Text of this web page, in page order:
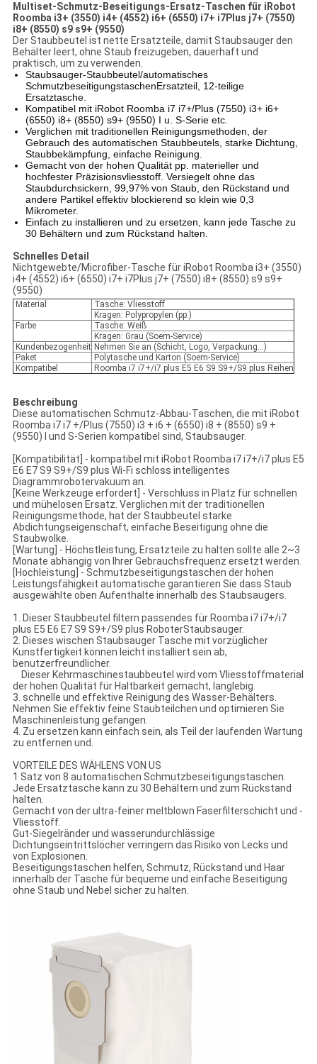
Multiset-Schmutz-Beseitigungs-Ersatz-Taschen für iRobot
Roomba i3+ (3550) i4+ (4552) i6+ (6550) i7+ i7Plus j7+ (7550)
i8+ (8550) s9 s9+ (9550)
Der Staubbeutel ist nette Ersatzteile, damit Staubsauger den
Behälter leert, ohne Staub freizugeben, dauerhaft und
praktisch, um zu verwenden.
Staubsauger-Staubbeutel/automatisches
SchmutzbeseitigungstaschenErsatzteil, 12-teilige
Ersatztasche.
Kompatibel mit iRobot Roomba i7 i7+/Plus (7550) i3+ i6+
(6550) i8+ (8550) s9+ (9550) I u. S-Serie etc.
Verglichen mit traditionellen Reinigungsmethoden, der
Gebrauch des automatischen Staubbeutels, starke Dichtung,
Staubbekämpfung, einfache Reinigung.
Gemacht von der hohen Qualität pp. materieller und
hochfester Präzisionsvliesstoff. Versiegelt ohne das
Staubdurchsickern, 99,97% von Staub, den Rückstand und
andere Partikel effektiv blockierend so klein wie 0,3
Mikrometer.
Einfach zu installieren und zu ersetzen, kann jede Tasche zu
30 Behältern und zum Rückstand halten.
Schnelles Detail
Nichtgewebte/Microfiber-Tasche für iRobot Roomba i3+ (3550)
i4+ (4552) i6+ (6550) i7+ i7Plus j7+ (7550) i8+ (8550) s9 s9+
(9550)
Material
Tasche: Vliesstoff
Kragen: Polypropylen (pp.)
Farbe
Tasche: Weiß
Kragen: Grau (Soem-Service)
Kundenbezogenheit Nehmen Sie an (Schicht, Logo, Verpackung…)
Paket
Polytasche und Karton (Soem-Service)
Kompatibel
Roomba i7 i7+/i7 plus E5 E6 S9 S9+/S9 plus Reihen
Beschreibung
Diese automatischen Schmutz-Abbau-Taschen, die mit iRobot
Roomba i7 i7 +/Plus (7550) i3 + i6 + (6550) i8 + (8550) s9 +
(9550) I und S-Serien kompatibel sind, Staubsauger.
[Kompatibilität] - kompatibel mit iRobot Roomba i7 i7+/i7 plus E5
E6 E7 S9 S9+/S9 plus Wi-Fi schloss intelligentes
Diagrammrobotervakuum an.
[Keine Werkzeuge erfordert] - Verschluss in Platz für schnellen
und mühelosen Ersatz. Verglichen mit der traditionellen
Reinigungsmethode, hat der Staubbeutel starke
Abdichtungseigenschaft, einfache Beseitigung ohne die
Staubwolke.
[Wartung] - Höchstleistung, Ersatzteile zu halten sollte alle 2~3
Monate abhängig von Ihrer Gebrauchsfrequenz ersetzt werden.
[Hochleistung] - Schmutzbeseitigungstaschen der hohen
Leistungsfähigkeit automatische garantieren Sie dass Staub
ausgewählte oben Aufenthalte innerhalb des Staubsaugers.
1. Dieser Staubbeutel filtern passendes für Roomba i7 i7+/i7
plus E5 E6 E7 S9 S9+/S9 plus RoboterStaubsauger.
2. Dieses wischen Staubsauger Tasche mit vorzüglicher
Kunstfertigkeit können leicht installiert sein ab,
benutzerfreundlicher.
Dieser Kehrmaschinestaubbeutel wird vom Vliesstoffmaterial
der hohen Qualität für Haltbarkeit gemacht, langlebig.
3. schnelle und effektive Reinigung des Wasser-Behälters.
Nehmen Sie effektiv feine Staubteilchen und optimieren Sie
Maschinenleistung gefangen.
4. Zu ersetzen kann einfach sein, als Teil der laufenden Wartung
zu entfernen und.
VORTEILE DES WÄHLENS VON US
1 Satz von 8 automatischen Schmutzbeseitigungstaschen.
Jede Ersatztasche kann zu 30 Behältern und zum Rückstand
halten.
Gemacht von der ultra-feiner meltblown Faserfilterschicht und -
Vliesstoff.
Gut-Siegelränder und wasserundurchlässige
Dichtungseintrittslöcher verringern das Risiko von Lecks und
von Explosionen.
Beseitigungstaschen helfen, Schmutz, Rückstand und Haar
innerhalb der Tasche für bequeme und einfache Beseitigung
ohne Staub und Nebel sicher zu halten.